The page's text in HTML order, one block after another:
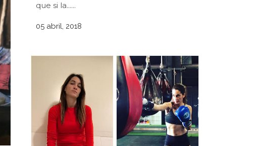
que si la......
05 abril, 2018